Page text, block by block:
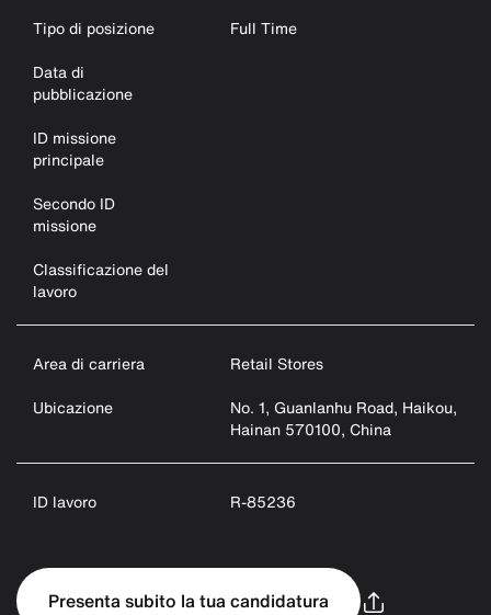
Tipo di posizione
Full Time
Data di
pubblicazione
ID missione
principale
Secondo ID
missione
Classificazione del
lavoro
Area di carriera
Retail Stores
Ubicazione
No. 1, Guanlanhu Road, Haikou,
Hainan 570100, China
ID lavoro R-85236
Presenta subito la tua candidatura